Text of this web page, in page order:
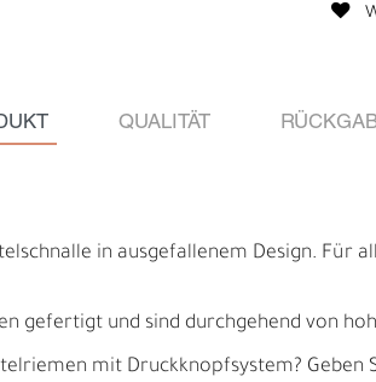
QUALITÄT
in ausgefallenem Design. Für
gefertigt und sind durchgehend von
mit Druckknopfsystem? Geben